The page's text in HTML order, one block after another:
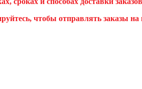
чтобы отправлять заказы